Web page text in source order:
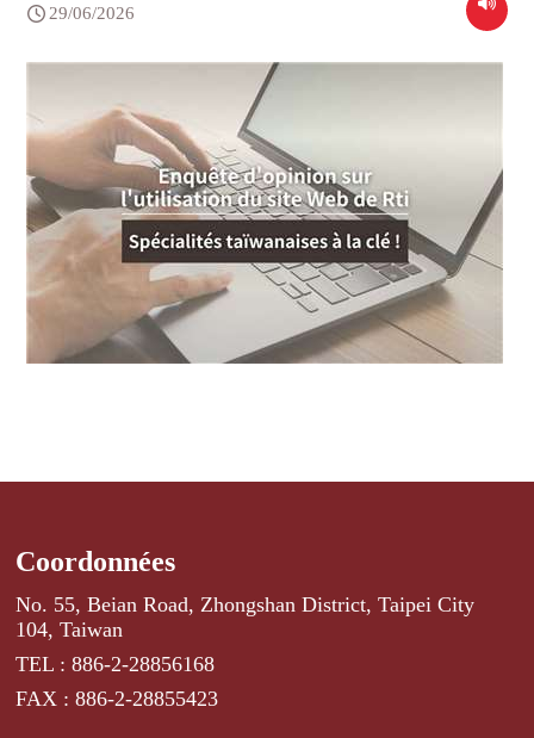
29/06/2026
Coordonnées
No. 55, Beian Road, Zhongshan District, Taipei City
104, Taiwan
TEL : 886-2-28856168
FAX : 886-2-28855423